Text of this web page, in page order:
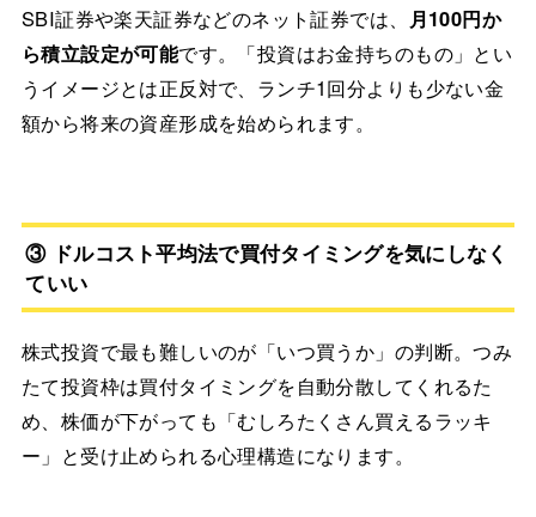
SBI証券や楽天証券などのネット証券では、
月100円か
ら積立設定が可能です。「投資はお金持ちのもの」とい
うイメージとは正反対で、ランチ1回分よりも少ない金
額から将来の資産形成を始められます。
③ ドルコスト平均法で買付タイミングを気にしなく
ていい
株式投資で最も難しいのが「いつ買うか」の判断。つみ
たて投資枠は買付タイミングを自動分散してくれるた
め、株価が下がっても「むしろたくさん買えるラッキ
ー」と受け止められる心理構造になります。